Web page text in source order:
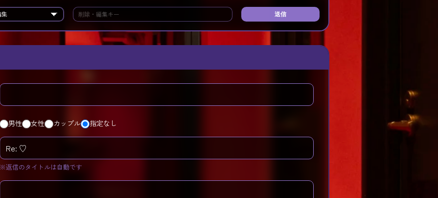
送信
男性 女性 カップル 指定なし
※返信のタイトルは自動です